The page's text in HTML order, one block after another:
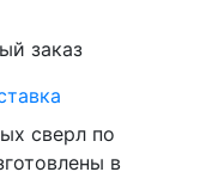
заказ
сверл по
в